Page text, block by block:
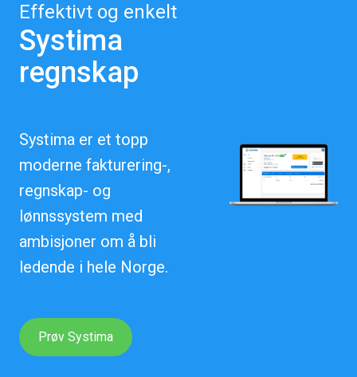
Effektivt og enkelt
Systima
regnskap
Systima er et topp
moderne fakturering-,
regnskap- og
lønnssystem med
ambisjoner om å bli
ledende i hele Norge.
Prøv Systima